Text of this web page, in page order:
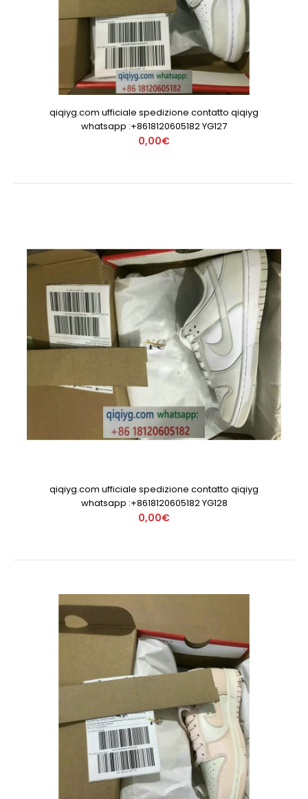
qiqiyg.com ufficiale spedizione contatto qiqiyg
whatsapp :+8618120605182 YG127
0,00€
qiqiyg.com ufficiale spedizione contatto qiqiyg
whatsapp :+8618120605182 YG128
0,00€